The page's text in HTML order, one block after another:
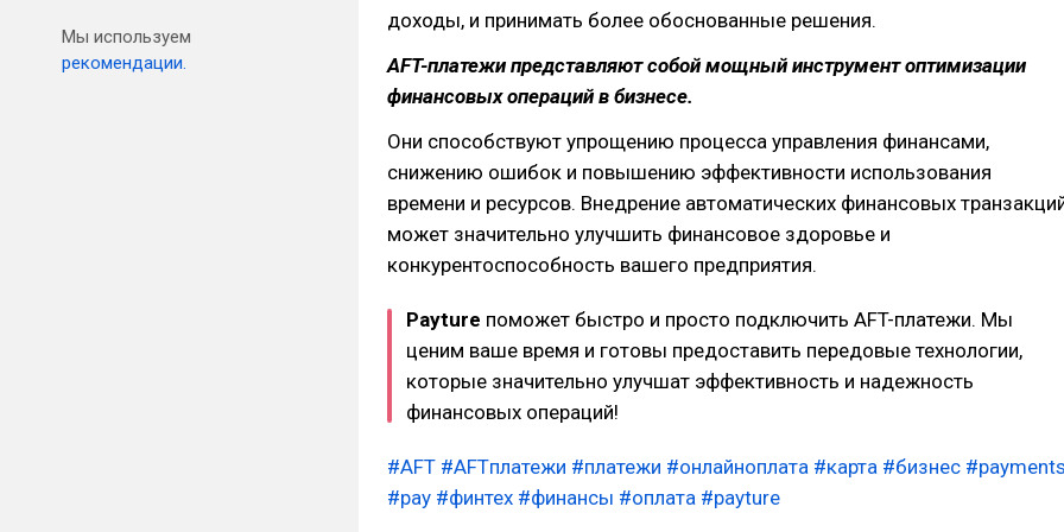
Мы используем
рекомендации.
доходы, и принимать более обоснованные решения.
AFT-платежи представляют собой мощный инструмент оптимизации
финансовых операций в бизнесе.
Они способствуют упрощению процесса управления финансами,
снижению ошибок и повышению эффективности использования
времени и ресурсов. Внедрение автоматических финансовых
может значительно улучшить финансовое здоровье и
конкурентоспособность вашего предприятия.
Payture поможет быстро и просто подключить AFT-платежи. Мы
ценим ваше время и готовы предоставить передовые технологии,
которые значительно улучшат эффективность и надежность
финансовых операций!
#AFT #AFTплатежи #платежи #онлайноплата #карта #бизнес
#pay #финтех #финансы #оплата #payture